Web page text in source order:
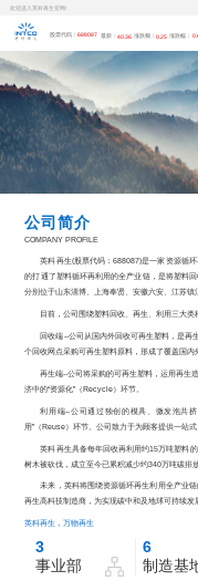
欢迎进入英科再生官网!
股票代码：688087 最新： 40.36 涨跌额： 0.25 涨跌幅：
公司简介
COMPANY PROFILE
英科再生(股票代码：688087)是一家资源循
的打通了塑料循环再利用的全产业链，是将塑料
分别位于山东淄博、上海奉贤、安徽六安、江苏镇
目前，公司围绕塑料回收、再生、利用三大
回收端--公司从国内外回收可再生塑料，是再
个回收网点采购可再生塑料原料，形成了覆盖国内
再生端--公司将采购的可再生塑料，运用再生
济中的“资源化”（Recycle）环节。
利用端--公司通过独创的模具、微发泡共
用”（Reuse）环节。公司致力于为顾客提供一站
英科再生具备每年回收再利用约15万吨塑料
树木被砍伐，成立至今已累积减少约340万吨碳排
未来，英科将围绕资源循环再生利用全产业
再生高科技制造商，为实现碳中和及地球可持续发
英科再生，万物再生
3
事业部
6
制造基